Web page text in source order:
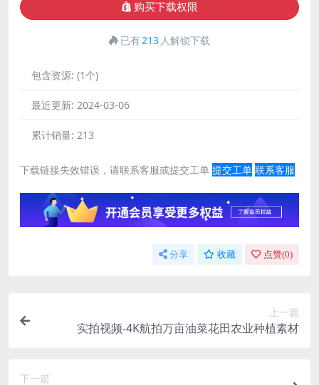
购买下载权限
已有213 人解锁下载
包含资源: (1个)
最近更新: 2024-03-06
累计销量: 213
下载链接失效错误，请联系客服或提交工单 提交工单 联系客服
分享 收藏 点赞(0)
上一篇
实拍视频-4K航拍万亩油菜花田农业种植素材
下一篇